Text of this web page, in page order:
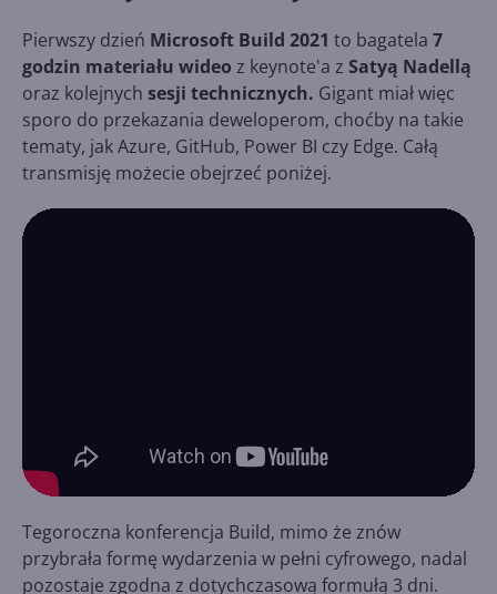
Pierwszy dzień Microsoft Build 2021 to bagatela 7
godzin materiału wideo z keynote'a z Satyą Nadellą
oraz kolejnych sesji technicznych. Gigant miał więc
sporo do przekazania deweloperom, choćby na takie
tematy, jak Azure, GitHub, Power BI czy Edge. Całą
transmisję możecie obejrzeć poniżej.
Tegoroczna konferencja Build, mimo że znów
przybrała formę wydarzenia w pełni cyfrowego, nadal
pozostaje zgodna z dotychczasową formułą 3 dni.